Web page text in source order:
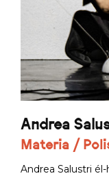
Andrea
Materia /
Andrea Salustri